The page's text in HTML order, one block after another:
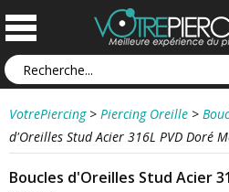
VotrePiercing > Piercing Oreille >
d'Oreilles Stud Acier 316L PVD Doré
Boucles d'Oreilles Stud Acier